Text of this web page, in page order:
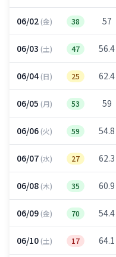
06/02(金) 38 57
06/03 (土) 47 56.4
06/04(日) 25 62.4
06/05 (月) 53 59
06/06(火) 59 54.8
06/07(水) 27 62.3
06/08(木) 35 60.9
06/09(金) 70 54.4
06/10(土) 17 64.1